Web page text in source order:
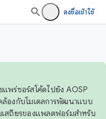
ลงชื่อเข้าใช้
พร่ซอร์สโค้ดไปยัง AOSP
องกับโมเดลการพัฒนาแบบ
สถียรของแพลตฟอร์มสำหรับ